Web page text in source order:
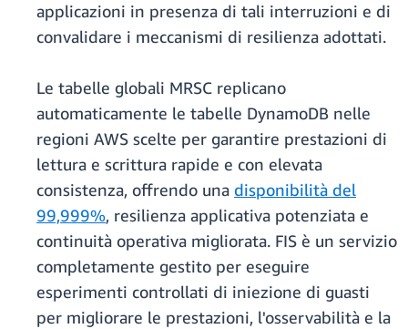
applicazioni in presenza di tali interruzioni e di
convalidare i meccanismi di resilienza adottati.
Le tabelle globali MRSC replicano
automaticamente le tabelle DynamoDB nelle
regioni AWS scelte per garantire prestazioni di
lettura e scrittura rapide e con elevata
consistenza, offrendo una disponibilità del
99,999%, resilienza applicativa potenziata e
continuità operativa migliorata. FIS è un servizio
completamente gestito per eseguire
esperimenti controllati di iniezione di guasti
per migliorare le prestazioni, l'osservabilità e la